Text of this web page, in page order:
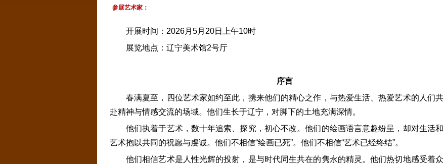
参展艺术家：
开展时间：2026月5月20日上午10时
展览地点：辽宁美术馆2号厅
序言
春满夏至，四位艺术家如约至此，携来他们的精心之作，与热爱生活、热爱艺术的人们共
赴精神与情感交流的场域。他们生长于辽宁，对脚下的土地充满深情。
他们执着于艺术，数十年追索、探究，初心不改。他们的绘画语言意趣纷呈，却对生活和
艺术抱以共同的祝愿与虔诚。他们不相信“绘画已死”。他们不相信“艺术已经终结”。
他们相信艺术是人性光辉的投射，是与时代同生共在的隽永的精灵。他们热切地感受着众